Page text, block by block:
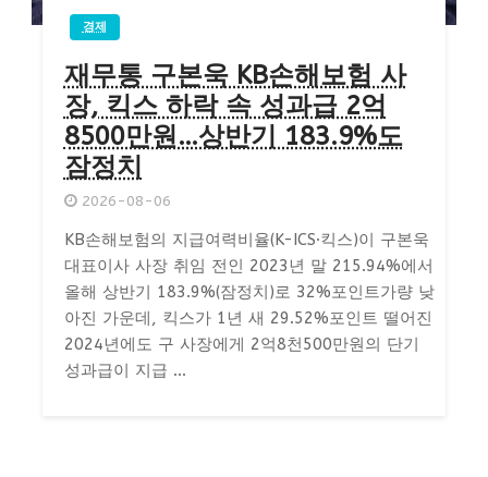
경제
재무통 구본욱 KB손해보험 사
장, 킥스 하락 속 성과급 2억
8500만원…상반기 183.9%도
잠정치
2026-08-06
KB손해보험의 지급여력비율(K-ICS·킥스)이 구본욱
대표이사 사장 취임 전인 2023년 말 215.94%에서
올해 상반기 183.9%(잠정치)로 32%포인트가량 낮
아진 가운데, 킥스가 1년 새 29.52%포인트 떨어진
2024년에도 구 사장에게 2억8천500만원의 단기
성과급이 지급 ...